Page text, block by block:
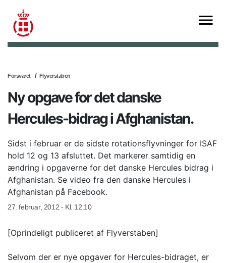
Forsvaret Flyverstaben
Ny opgave for det danske
Hercules-bidrag i Afghanistan.
Sidst i februar er de sidste rotationsflyvninger for ISAF
hold 12 og 13 afsluttet. Det markerer samtidig en
ændring i opgaverne for det danske Hercules bidrag i
Afghanistan. Se video fra den danske Hercules i
Afghanistan på Facebook.
27. februar, 2012 - Kl. 12.10
[Oprindeligt publiceret af Flyverstaben]
Selvom der er nye opgaver for Hercules-bidraget, er